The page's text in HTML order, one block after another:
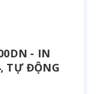
- IN
TỰ ĐỘNG